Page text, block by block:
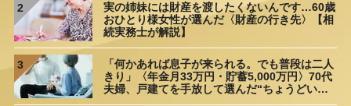
2
実の姉妹には財産を渡したくないんです…60歳
おひとり様女性が選んだ〈財産の行き先〉【相
続実務士が解説】
3
「何かあれば息子が来られる。でも普段は二人
きり」〈年金月33万円・貯蓄5,000万円〉70代
夫婦、戸建てを手放して選んだ“ちょうどいい